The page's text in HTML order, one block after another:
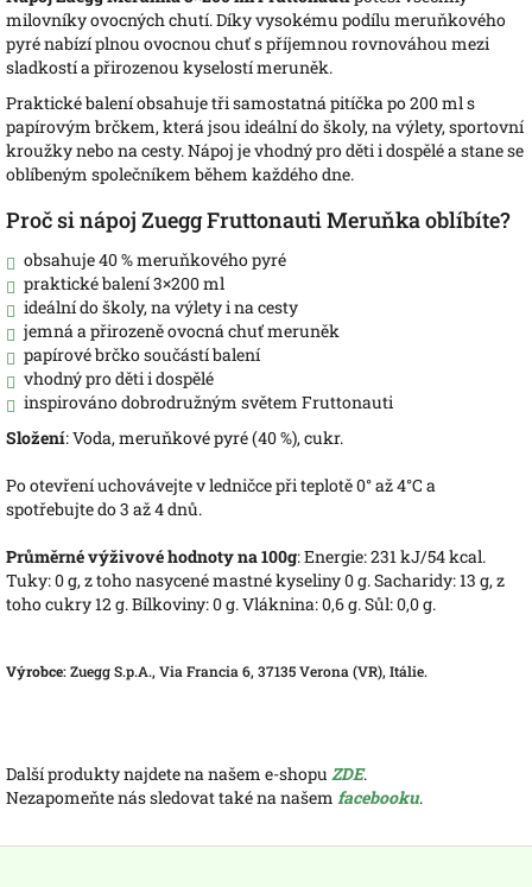
milovníky ovocných chutí. Díky vysokému podílu meruňkového
pyré nabízí plnou ovocnou chuť s příjemnou rovnováhou mezi
sladkostí a přirozenou kyselostí meruněk.
Praktické balení obsahuje tři samostatná pitíčka po 200 ml s
papírovým brčkem, která jsou ideální do školy, na výlety, sportovní
kroužky nebo na cesty. Nápoj je vhodný pro děti i dospělé a stane se
oblíbeným společníkem během každého dne.
Proč si nápoj Zuegg Fruttonauti Meruňka oblíbíte?
obsahuje 40 % meruňkového pyré
praktické balení 3×200 ml
ideální do školy, na výlety i na cesty
jemná a přirozeně ovocná chuť meruněk
papírové brčko součástí balení
vhodný pro děti i dospělé
inspirováno dobrodružným světem Fruttonauti
Složení: Voda, meruňkové pyré (40 %), cukr.
Po otevření uchovávejte v ledničce při teplotě 0° až 4°C a
spotřebujte do 3 až 4 dnů.
Průměrné výživové hodnoty na 100g: Energie: 231 kJ/54 kcal.
Tuky: 0 g, z toho nasycené mastné kyseliny 0 g. Sacharidy: 13 g, z
toho cukry 12 g. Bílkoviny: 0 g. Vláknina: 0,6 g. Sůl: 0,0 g.
Výrobce: Zuegg S.p.A., Via Francia 6, 37135 Verona (VR), Itálie.
Další produkty najdete na našem e-shopu ZDE.
Nezapomeňte nás sledovat také na našem facebooku.